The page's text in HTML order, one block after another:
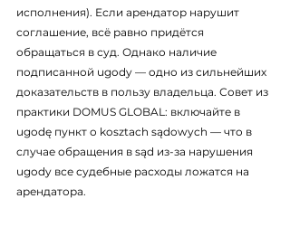
исполнения). Если арендатор нарушит
соглашение, всё равно придётся
обращаться в суд. Однако наличие
подписанной ugody — одно из сильнейших
доказательств в пользу владельца. Совет из
практики DOMUS GLOBAL: включайте в
ugodę пункт о kosztach sądowych — что в
случае обращения в sąd из-за нарушения
ugody все судебные расходы ложатся на
арендатора.